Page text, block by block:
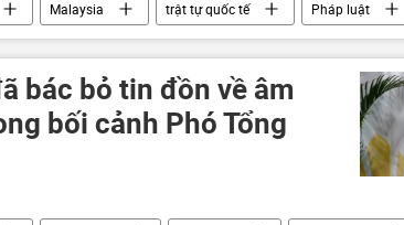
Malaysia trật tự quốc tế
Pháp luật
quan hệ quốc tế
bác bỏ tin đồn về âm
bối cảnh Phó Tổng